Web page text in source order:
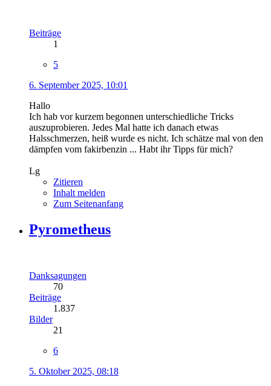
Beiträge
1
5
6. September 2025, 10:01
Hallo
Ich hab vor kurzem begonnen unterschiedliche Tricks
auszuprobieren. Jedes Mal hatte ich danach etwas
Halsschmerzen, heiß wurde es nicht. Ich schätze mal von den
dämpfen vom fakirbenzin ... Habt ihr Tipps für mich?
Lg
Zitieren
Inhalt melden
Zum Seitenanfang
Pyrometheus
Danksagungen
70
Beiträge
1.837
Bilder
21
6
5. Oktober 2025, 08:18